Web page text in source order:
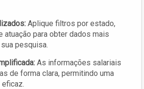
Aplique filtros por estado,
atuação para obter dados mais
pesquisa.
As informações salariais
de forma clara, permitindo uma
eficaz.